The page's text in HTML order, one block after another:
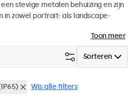
stevige metalen behuizing en zijn
in zowel portrait- als landscape-
Toon meer
Sorteren
Wis alle filters